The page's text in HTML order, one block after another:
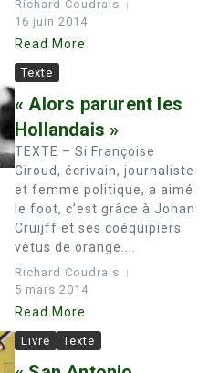
Richard Coudrais
16 juin 2014
Read More
Texte
« Alors parurent les
Hollandais »
TEXTE – Si Françoise
Giroud, écrivain, journaliste
et femme politique, a aimé
le foot, c’est grâce à Johan
Cruijff et ses coéquipiers
vêtus de orange....
Richard Coudrais
5 mars 2014
Read More
Livre Texte